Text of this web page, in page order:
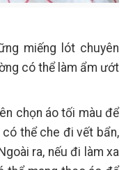
miếng lót chuyên
có thể làm ẩm ướt
chọn áo tối màu để
thể che đi vết bẩn,
ra, nếu đi làm xa